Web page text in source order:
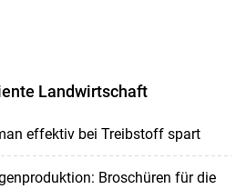
Landwirtschaft
effektiv bei Treibstoff spart
Broschüren für die